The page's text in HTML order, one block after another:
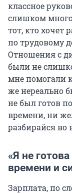
классное
слишком много
тот, кто хочет
по трудовому
Отношения с
были не
мне помогали
же нереально
не был готов
времени, ни
разбирайся во
«Я не
времени и
Зарплата, по